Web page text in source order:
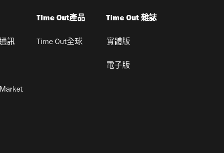
訊
Time Out產品
Time Out全球
Time Out 雜誌
實體版
電子版